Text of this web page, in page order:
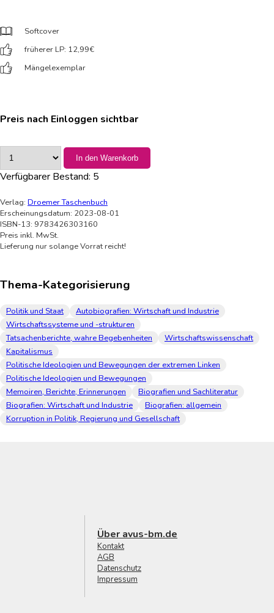
Softcover
früherer LP: 12,99€
Mängelexemplar
Preis nach Einloggen sichtbar
In den Warenkorb
Verfügbarer Bestand: 5
Verlag: Droemer Taschenbuch
Erscheinungsdatum: 2023-08-01
ISBN-13: 9783426303160
Preis inkl. MwSt.
Lieferung nur solange Vorrat reicht!
Thema-Kategorisierung
Politik und Staat
Autobiografien: Wirtschaft und Industrie
Wirtschaftssysteme und -strukturen
Tatsachenberichte, wahre Begebenheiten
Wirtschaftswissenschaft
Kapitalismus
Politische Ideologien und Bewegungen der extremen Linken
Politische Ideologien und Bewegungen
Memoiren, Berichte, Erinnerungen
Biografien und Sachliteratur
Biografien: Wirtschaft und Industrie
Biografien: allgemein
Korruption in Politik, Regierung und Gesellschaft
Über avus-bm.de
Kontakt
AGB
Datenschutz
Impressum